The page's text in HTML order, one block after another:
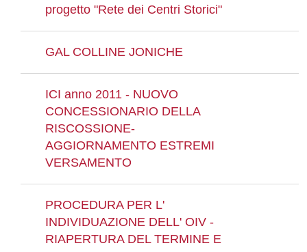
progetto "Rete dei Centri Storici"
GAL COLLINE JONICHE
ICI anno 2011 - NUOVO
CONCESSIONARIO DELLA
RISCOSSIONE-
AGGIORNAMENTO ESTREMI
VERSAMENTO
PROCEDURA PER L'
INDIVIDUAZIONE DELL' OIV -
RIAPERTURA DEL TERMINE E